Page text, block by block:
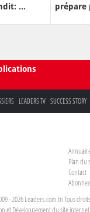
...
prépare
LEADERS TV SUCCESS STORY
Plan du
Contact
- 2026 Leaders.com.tn Tous
et Développement du site